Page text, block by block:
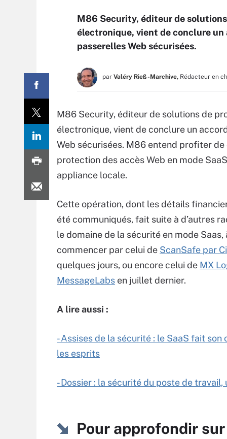
M86 Security, éditeur de
électronique, vient de conclure
passerelles Web sécurisées.
par Valéry Rieß-Marchive, Rédacteur en
M86 Security, éditeur de solutions de
électronique, vient de conclure un
Web sécurisées. M86 entend profiter
protection des accès Web en mode
appliance locale.
Cette opération, dont les détails
été communiqués, fait suite à d’autres
le domaine de la sécurité en mode Saas,
commencer par celui de ScanSafe par
quelques jours, ou encore celui de MX
MessageLabs en juillet dernier.
A lire aussi :
- Assises de la sécurité : le SaaS fait son
les esprits
- Dossier : la sécurité du poste de travail,
Pour approfondir